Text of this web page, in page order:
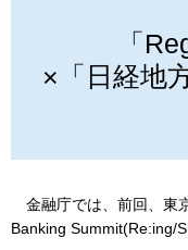
「
×「日経地
金融庁では、前回、東
Banking Summit(Re:ing/